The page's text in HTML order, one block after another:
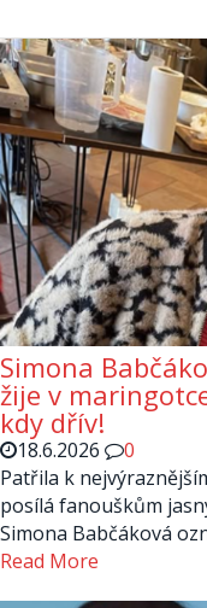
Simona
žije v
kdy dřív!
18.6.2026
0
Patřila k
posílá fanouškům
Simona Babčáková
Read More